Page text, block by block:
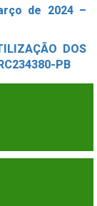
de 2024 –
DOS
PB